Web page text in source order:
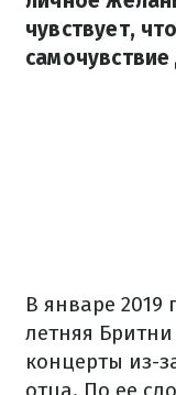
чувствует,
В январе 2019
летняя
концерты из-